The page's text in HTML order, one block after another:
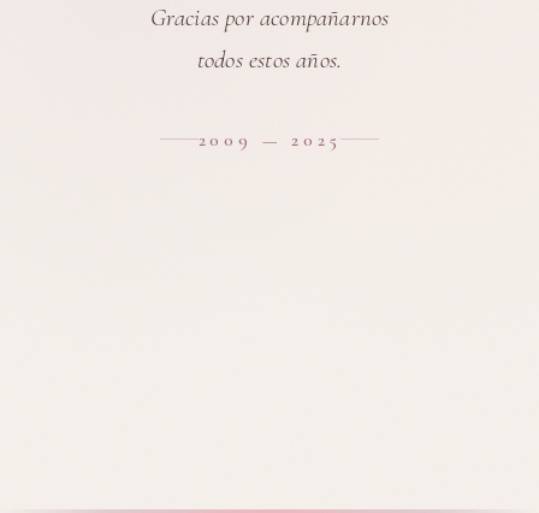
Gracias por acompañarnos
todos estos años.
2009 — 2025